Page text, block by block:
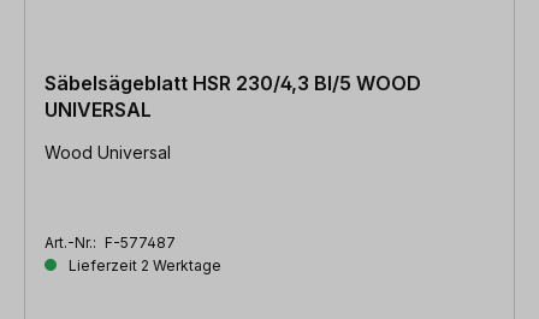
Säbelsägeblatt HSR 230/4,3 BI/5 WOOD
UNIVERSAL
Wood Universal
Art.-Nr.: F-577487
Lieferzeit 2 Werktage